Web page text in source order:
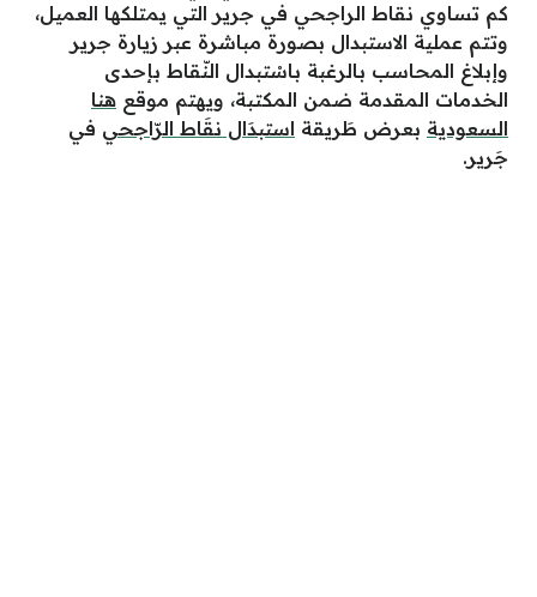
كم تساوي نقاط الراجحي في جرير التي يمتلكها العميل،
وتتم عملية الاستبدال بصورة مباشرة عبر زيارة جرير
وإبلاغ المحاسب بالرغبة باسْتبدال النّقاط بإحدى
الخدمات المقدمة ضمن المكتبة، ويهتم موقع هنا
السعودية بعرض طَريقة استبدَال نقَاط الرّاجحي في
جَرير.